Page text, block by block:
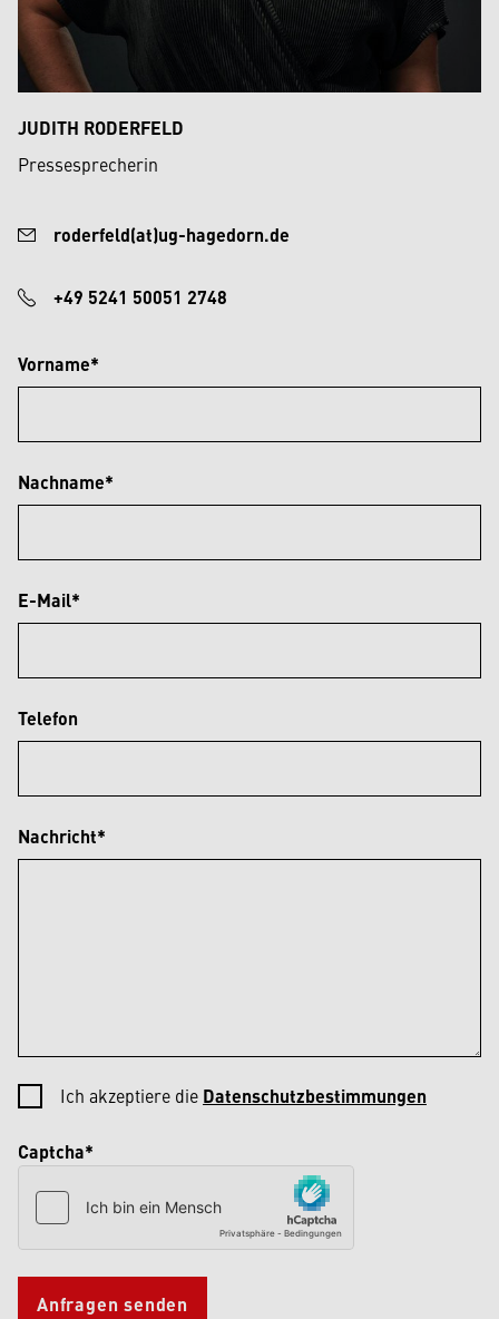
JUDITH RODERFELD
Pressesprecherin
roderfeld(at)ug-hagedorn.de
+49 5241 50051 2748
Vorname*
Nachname*
E-Mail*
Telefon
Nachricht*
Ich akzeptiere die Datenschutzbestimmungen
Captcha*
Anfragen senden